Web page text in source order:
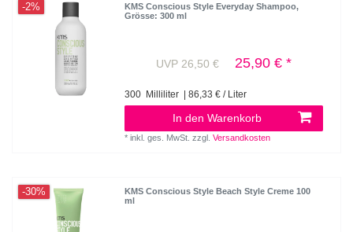
-2% KMS Conscious Style Everyday Shampoo,
Grösse: 300 ml
UVP 26,50 € 25,90 € *
300 Milliliter | 86,33 € / Liter
In den Warenkorb
*inkl. ges. MwSt. zzgl.Versandkosten
-30%
KMS Conscious Style Beach Style Creme 100
ml